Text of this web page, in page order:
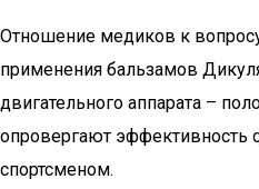
Отношение медиков к
применения бальзамов
двигательного аппарата –
опровергают эффективность
спортсменом.